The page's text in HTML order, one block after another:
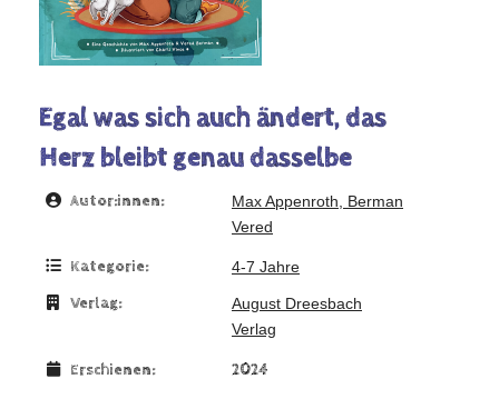
Egal was sich auch ändert, das
Herz bleibt genau dasselbe
Autor:innen:
Max Appenroth, Berman
Vered
Kategorie: 4-7 Jahre
Verlag:
August Dreesbach
Verlag
Erschienen: 2024